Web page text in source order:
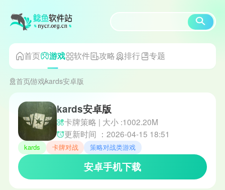
首页 游戏 软件 攻略 排行 专题
首页游戏kards安卓版
kards安卓版
卡牌策略 | 大小 :1002.20M
更新时间 ：2026-04-15 18:51
kards 卡牌对战 策略对战类游戏
安卓手机下载